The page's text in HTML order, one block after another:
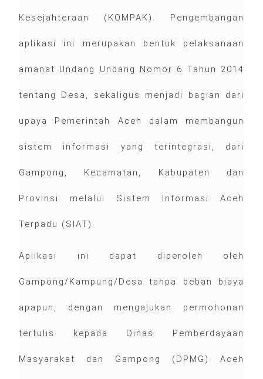
Kesejahteraan (KOMPAK). Pengembangan
aplikasi ini merupakan bentuk pelaksanaan
amanat Undang Undang Nomor 6 Tahun 2014
tentang Desa, sekaligus menjadi bagian dari
upaya Pemerintah Aceh dalam membangun
sistem informasi yang terintegrasi, dari
Gampong, Kecamatan, Kabupaten dan
Provinsi melalui Sistem Informasi Aceh
Terpadu (SIAT).
Aplikasi ini dapat diperoleh oleh
Gampong/Kampung/Desa tanpa beban biaya
apapun, dengan mengajukan permohonan
tertulis kepada Dinas Pemberdayaan
Masyarakat dan Gampong (DPMG) Aceh